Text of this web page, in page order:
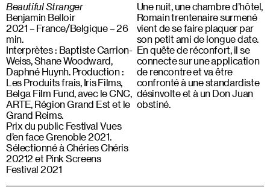
Beautiful Stranger
Benjamin Belloir
2021 – France/Belgique – 26
min.
Interprètes : Baptiste Carrion-
Weiss, Shane Woodward,
Daphné Huynh. Production :
Les Produits frais, Iris Films,
Belga Film Fund, avec le CNC,
ARTE, Région Grand Est et le
Grand Reims.
Prix du public Festival Vues
d’en face Grenoble 2021.
Sélectionné à Chéries Chéris
20212 et Pink Screens
Festival 2021
Une nuit, une chambre d’hôtel,
Romain trentenaire surmené
vient de se faire plaquer par
son petit ami de longue date.
En quête de réconfort, il se
connecte sur une application
de rencontre et va être
confronté à une standardiste
désinvolte et à un Don Juan
obstiné.